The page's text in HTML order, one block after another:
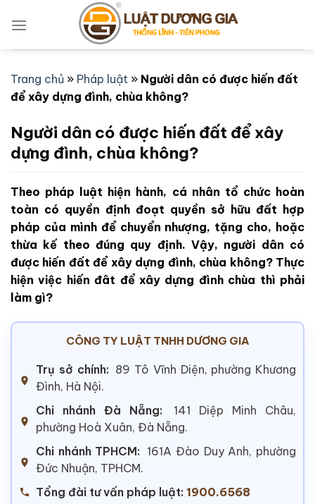
qua
Trang chủ » Pháp luật » Người dân có được hiến đất
để xây dựng đình, chùa không?
Người dân có được hiến đất để xây
dựng đình, chùa không?
Theo pháp luật hiện hành, cá nhân tổ chức hoàn
toàn có quyền định đoạt quyền sở hữu đất hợp
pháp của mình để chuyển nhượng, tặng cho, hoặc
thừa kế theo đúng quy định. Vậy, người dân có
được hiến đất để xây dựng đình, chùa không? Thực
hiện việc hiến đât để xây dựng đình chùa thì phải
làm gì?
CÔNG TY LUẬT TNHH DƯƠNG GIA
Trụ sở chính: 89 Tô Vĩnh Diện, phường Khương
Đình, Hà Nội.
Chi nhánh Đà Nẵng:
141 Diệp Minh Châu,
phường Hoà Xuân, Đà Nẵng.
Chi nhánh TPHCM: 161A Đào Duy Anh, phường
Đức Nhuận, TPHCM.
Tổng đài tư vấn pháp luật: 1900.6568